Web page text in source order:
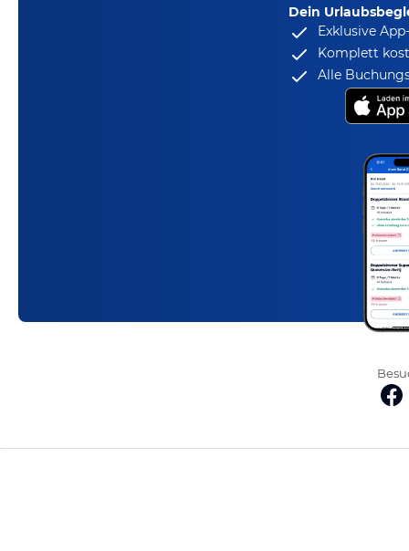
Dein
Exklusive
Komplett
Alle